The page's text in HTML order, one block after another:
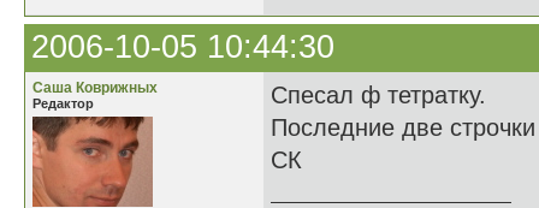
2006-10-05 10:44:30
Саша Коврижных
Редактор
Спесал ф тетратку.
Последние две
СК